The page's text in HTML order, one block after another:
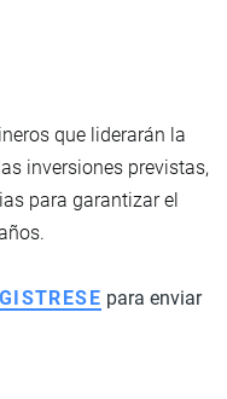
que liderarán la
inversiones previstas,
para garantizar el
para enviar